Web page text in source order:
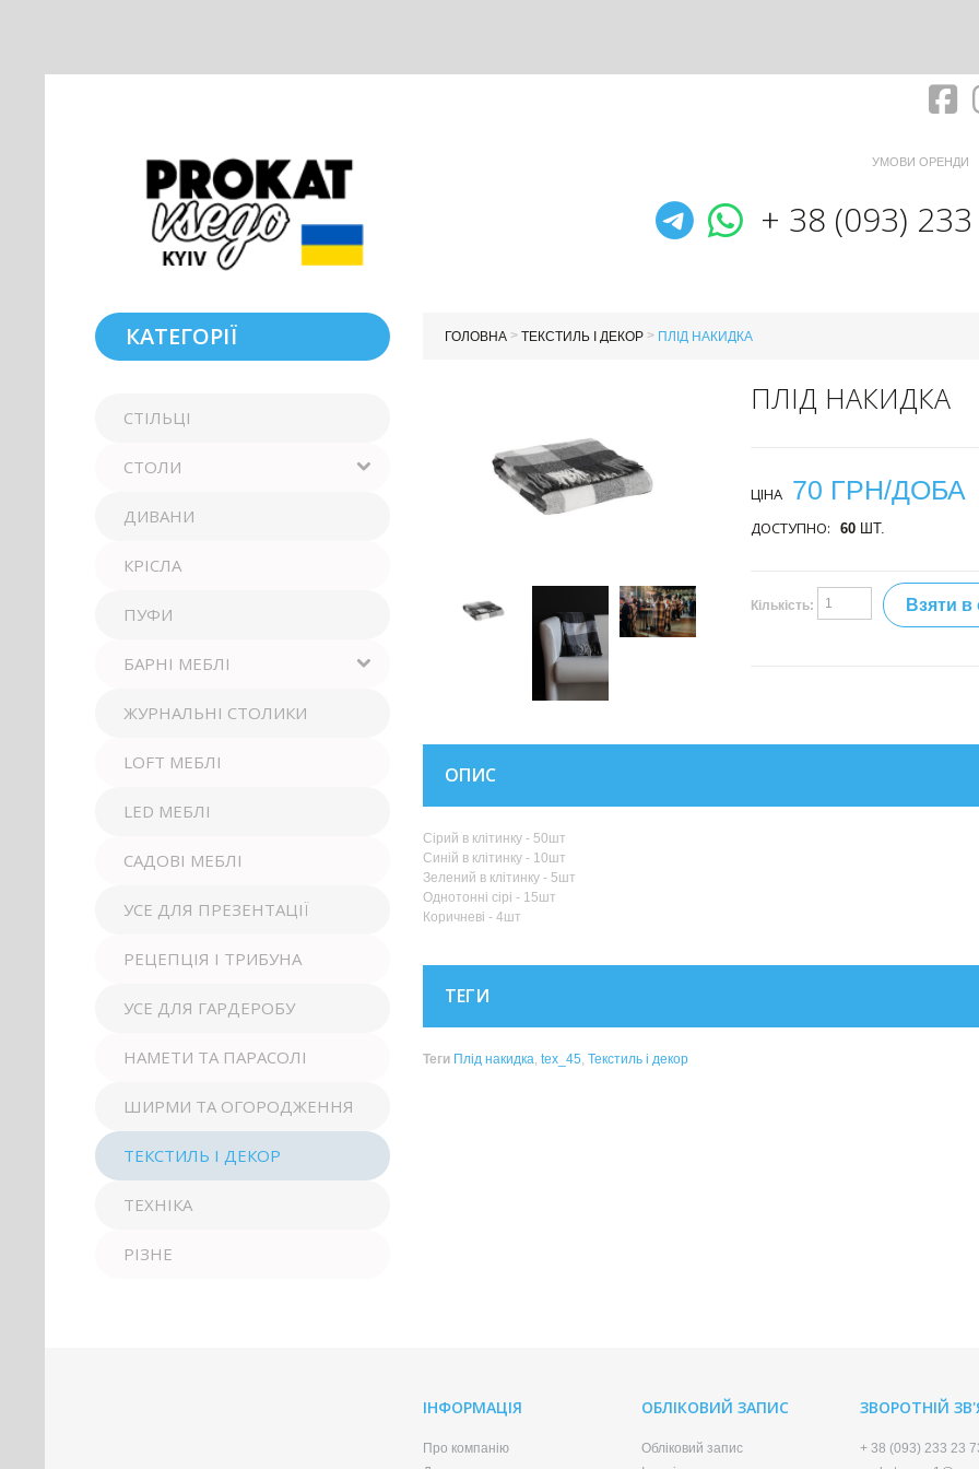
УМОВИ ОРЕНДИ
+ 38 (093)
Telegram
ГОЛОВНА > ТЕКСТИЛЬ І ДЕКОР > ПЛІД НАКИДКА
ПЛІД НАКИДКА
ЦІНА 70 ГРН/ДОБА
ДОСТУПНО: 60ШТ.
Кількість: Взяти в
ОПИС
Сірий в клітинку - 50шт
Синій в клітинку - 10шт
Зелений в клітинку - 5шт
Однотонні сірі - 15шт
Коричневі - 4шт
ТЕГИ
Теги Плід накидка, tex_45, Текстиль і декор
КАТЕГОРІЇ
СТІЛЬЦІ
СТОЛИ
ДИВАНИ
КРІСЛА
ПУФИ
БАРНІ МЕБЛІ
ЖУРНАЛЬНІ СТОЛИКИ
LOFT МЕБЛІ
LED МЕБЛІ
САДОВІ МЕБЛІ
УСЕ ДЛЯ ПРЕЗЕНТАЦІЇ
РЕЦЕПЦІЯ І ТРИБУНА
УСЕ ДЛЯ ГАРДЕРОБУ
НАМЕТИ ТА ПАРАСОЛІ
ШИРМИ ТА ОГОРОДЖЕННЯ
ТЕКСТИЛЬ І ДЕКОР
ТЕХНІКА
РІЗНЕ
ІНФОРМАЦІЯ
Про компанію
ОБЛІКОВИЙ ЗАПИС
Обліковий запис
ЗВОРОТНІЙ
+ 38 (093) 233 23